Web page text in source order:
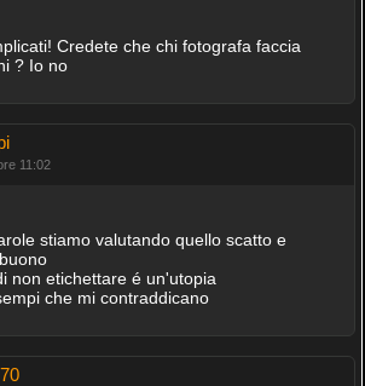
Credete che chi fotografa faccia
? Io no
11:02
stiamo valutando quello scatto e
non etichettare é un'utopia
che mi contraddicano